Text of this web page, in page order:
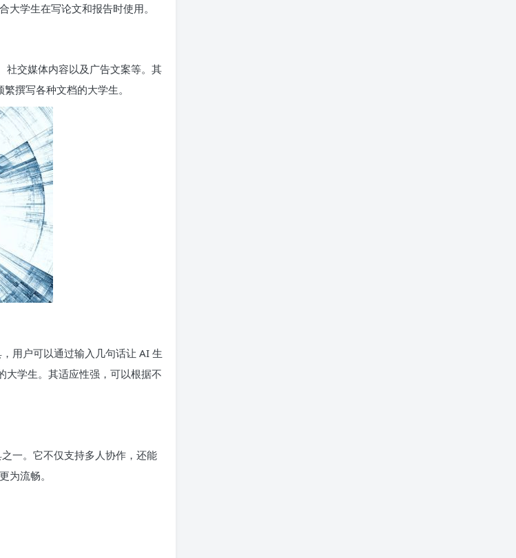
学生在写论文和报告时使用。
社交媒体内容以及广告文案等。其
撰写各种文档的大学生。
用户可以通过输入几句话让 AI 生
大学生。其适应性强，可以根据不
一。它不仅支持多人协作，还能
为流畅。